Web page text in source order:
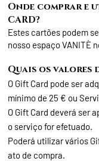
Onde comprar e
CARD?
Estes cartões podem
nosso espaço VANITÈ
Quais os valores
O Gift Card pode ser
mínimo de 25 € ou
O Gift Card deverá ser
o serviço forefetuado.
Poderá utilizar vários
ato de compra.